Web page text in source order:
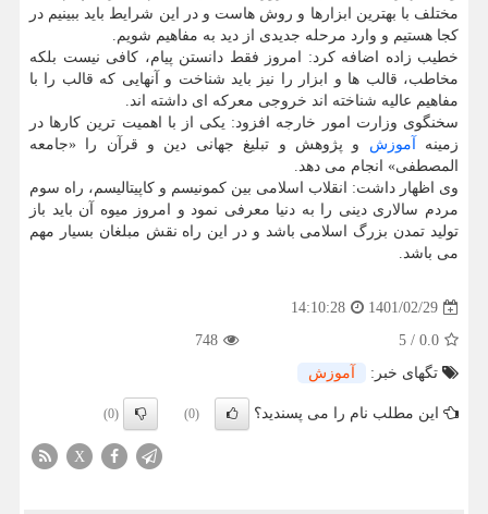
مختلف با بهترین ابزارها و روش هاست و در این شرایط باید ببینیم در
کجا هستیم و وارد مرحله جدیدی از دید به مفاهیم شویم.
خطیب زاده اضافه کرد: امروز فقط دانستن پیام، کافی نیست بلکه
مخاطب، قالب ها و ابزار را نیز باید شناخت و آنهایی که قالب را با
مفاهیم عالیه شناخته اند خروجی معرکه ای داشته اند.
سخنگوی وزارت امور خارجه افزود: یکی از با اهمیت ترین کارها در
زمینه آموزش و پژوهش و تبلیغ جهانی دین و قرآن را «جامعه
المصطفی» انجام می دهد.
وی اظهار داشت: انقلاب اسلامی بین کمونیسم و کاپیتالیسم، راه سوم
مردم سالاری دینی را به دنیا معرفی نمود و امروز میوه آن باید باز
تولید تمدن بزرگ اسلامی باشد و در این راه نقش مبلغان بسیار مهم
می باشد.
1401/02/29
14:10:28
0.0
/
5
748
تگهای خبر:
آموزش
این مطلب نام را می پسندید؟ (0)
(0)
X